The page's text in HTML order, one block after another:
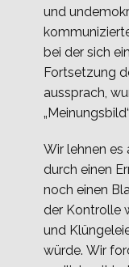
und
bei der sich
Fortsetzung
aussprach,
Wir lehnen es
durch einen
noch einen
der Kontrolle
und
würde. Wir